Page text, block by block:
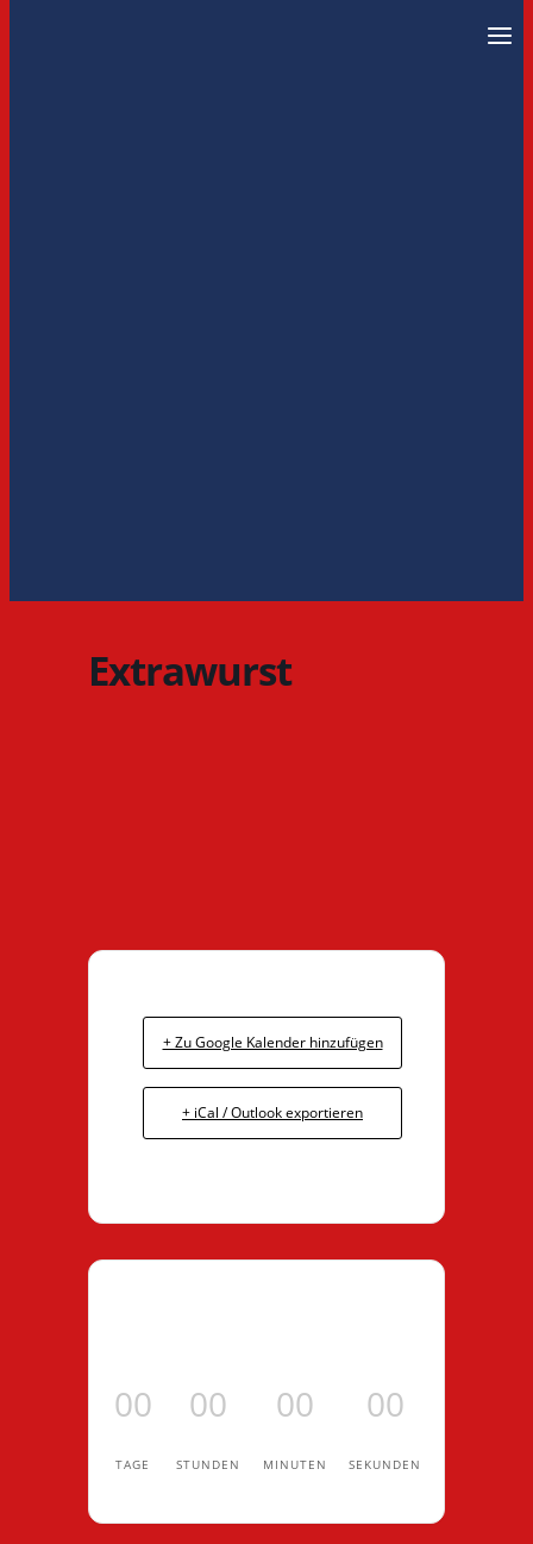
Extrawurst
+ Zu Google Kalender hinzufügen
+ iCal / Outlook exportieren
00
TAGE
00
STUNDEN
00
MINUTEN
00
SEKUNDEN